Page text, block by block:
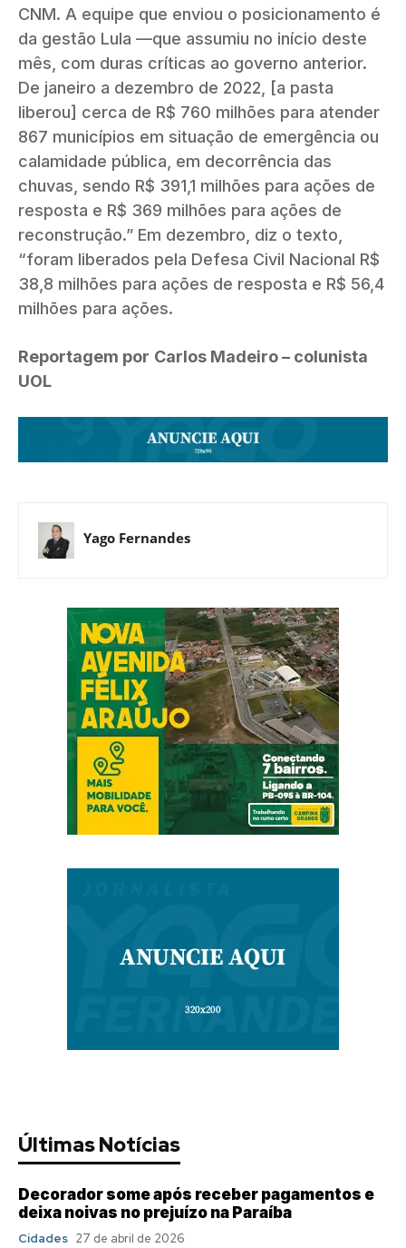
CNM. A equipe que enviou o posicionamento é
da gestão Lula —que assumiu no início deste
mês, com duras críticas ao governo anterior.
De janeiro a dezembro de 2022, [a pasta
liberou] cerca de R$ 760 milhões para atender
867 municípios em situação de emergência ou
calamidade pública, em decorrência das
chuvas, sendo R$ 391,1 milhões para ações de
resposta e R$ 369 milhões para ações de
reconstrução.” Em dezembro, diz o texto,
“foram liberados pela Defesa Civil Nacional R$
38,8 milhões para ações de resposta e R$ 56,4
milhões para ações.
Reportagem por Carlos Madeiro – colunista
UOL
Yago Fernandes
Últimas Notícias
Decorador some após receber pagamentos e
deixa noivas no prejuízo na Paraíba
Cidades 27 de abril de 2026